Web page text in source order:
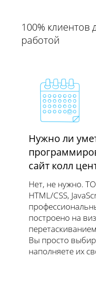
100%
работой
Нужно ли
сайт колл
Нет, не нужно.
HTML/CSS,
построено на
Вы просто
наполняете их